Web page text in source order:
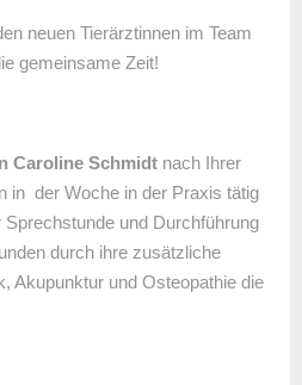
neuen Tierärztinnen im Team
gemeinsame Zeit!
Caroline Schmidt nach Ihrer
in der Woche in der Praxis tätig
und Durchführung
durch ihre zusätzliche
Akupunktur und Osteopathie die